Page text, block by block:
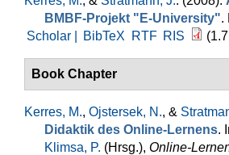
BMBF-Projekt "E-University".
Scholar |
BibTeX RTF RIS
Book Chapter
Kerres, M., Ojstersek, N., &
Didaktik des Online-Lernens.
Klimsa, P. (Hrsg.), Online-